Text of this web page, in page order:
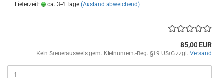
Lieferzeit: ca. 3-4 Tage (Ausland abweichend)
85,00 EUR
Kein Steuerausweis gem. Kleinuntern.-Reg. §19 UStG zzgl. Versand